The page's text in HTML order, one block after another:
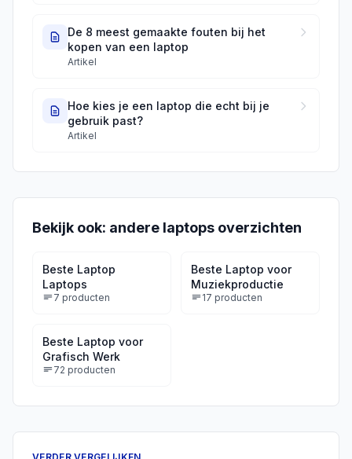
De 8 meest gemaakte fouten bij het
kopen van een laptop
Artikel
Hoe kies je een laptop die echt bij je
gebruik past?
Artikel
Bekijk ook: andere laptops overzichten
Beste Laptop
Laptops
7 producten
Beste Laptop voor
Muziekproductie
17 producten
Beste Laptop voor
Grafisch Werk
72 producten